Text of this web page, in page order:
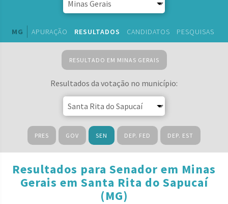
MG APURAÇÃO RESULTADOS CANDIDATOS PESQUISAS
RESULTADO EM MINAS GERAIS
Resultados da votação no município:
PRES GOV SEN DEP. FED DEP. EST
Resultados para Senador em Minas
Gerais em Santa Rita do Sapucaí
(MG)